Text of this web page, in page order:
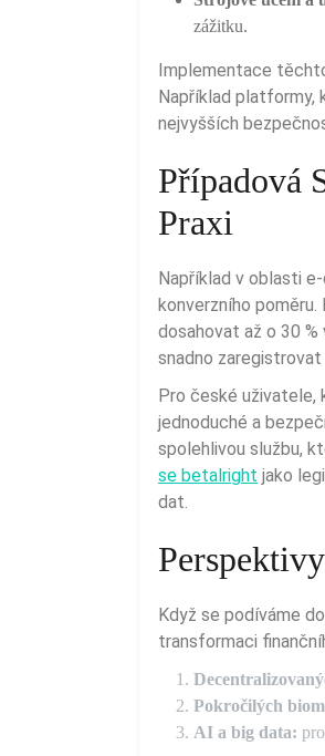
zážitku.
Implementace těchto technologií je klíčová pro důvěryhodnost a odolnost platebních systémů.
Například platformy,
nejvyšších
Případová
Praxi
Například v oblasti
konverzního
dosahovat až o 30
snadno
Pro české uživatele, kteří hledají spolehlivý systém, je důležité najít platformu, která nabízí
jednoduché a
spolehlivou službu,
se betalright jako
dat.
Když se podíváme
transformaci
Pokročilých
AI a big data: